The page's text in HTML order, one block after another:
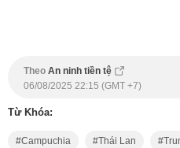
Theo An ninh tiền tệ
06/08/2025 22:15 (GMT +7)
Từ Khóa:
Campuchia Thái Lan